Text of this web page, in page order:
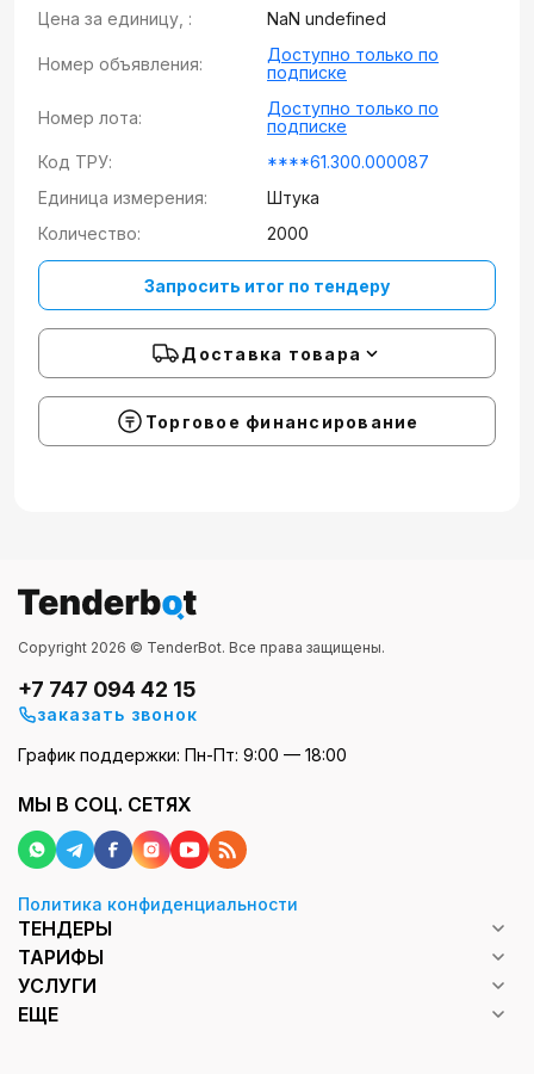
Цена за единицу, : NaN undefined
Номер объявления:
Доступно только по
подписке
Номер лота:
Доступно только по
подписке
Код ТРУ:
****61.300.000087
Единица измерения:
Штука
Количество:
2000
Запросить итог по тендеру
Доставка товара
Торговое финансирование
Copyright 2026 © TenderBot. Все права защищены.
+7 747 094 42 15
заказать звонок
График поддержки: Пн-Пт: 9:00 — 18:00
МЫ В СОЦ. СЕТЯХ
Политика конфиденциальности
ТЕНДЕРЫ
ТАРИФЫ
УСЛУГИ
ЕЩЕ